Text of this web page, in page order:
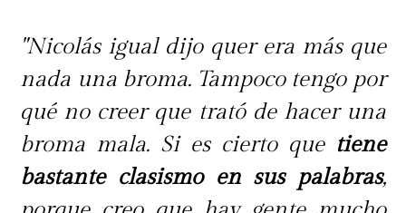
"Nicolás igual dijo quer era más que
nada una broma. Tampoco tengo por
qué no creer que trató de hacer una
broma mala. Si es cierto quetiene
bastante clasismo en sus palabras,